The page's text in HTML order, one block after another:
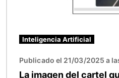
Inteligencia Artificial
Publicado el 21/03/2025 a
La imagen del cartel